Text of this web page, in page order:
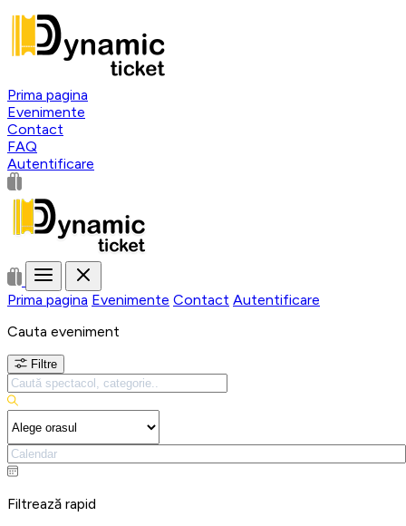
Prima pagina
Evenimente
Contact
FAQ
Autentificare
Prima pagina Evenimente Contact Autentificare
Cauta eveniment
Filtre
Filtrează rapid